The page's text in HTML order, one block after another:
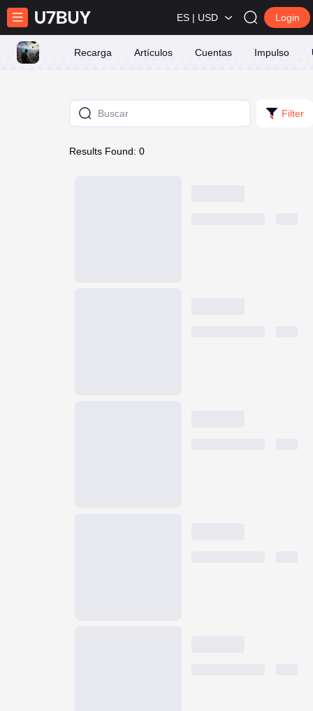
ES | USD Login
Recarga Artículos Cuentas Impulso
Filter
Results Found: 0